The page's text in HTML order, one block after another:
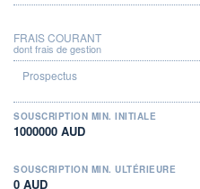
FRAIS COURANT
dont frais de gestion
SOUSCRIPTION MIN. INITIALE
1000000 AUD
SOUSCRIPTION MIN. ULTÉRIEURE
0 AUD